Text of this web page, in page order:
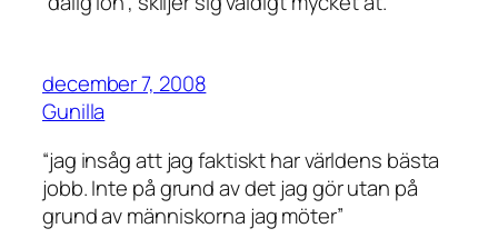
december 7, 2008
Gunilla
“jag insåg att jag faktiskt har världens bästa
jobb. Inte på grund av det jag gör utan på
grund av människorna jag möter”